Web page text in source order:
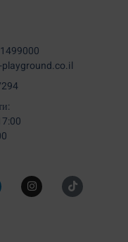
playground.co.il